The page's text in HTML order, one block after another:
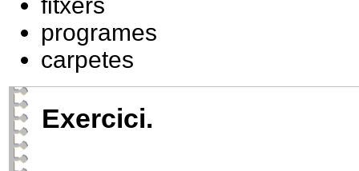
fitxers
programes
carpetes
Exercici.